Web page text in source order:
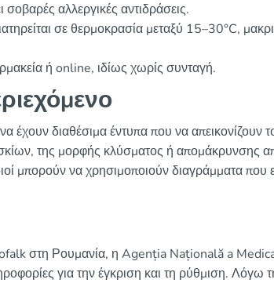
αλλεργικές αντιδράσεις.
σε θερμοκρασία μεταξύ 15–30°C,
ή online, ιδίως χωρίς συνταγή.
έχουν διαθέσιμα έντυπα που να απεικονίζουν
της μορφής κλύσματος ή απομάκρυνσης
μπορούν να χρησιμοποιούν διαγράμματα
στη Ρουμανία, η Agenția Națională a
για την έγκριση και τη ρύθμιση. Λόγω